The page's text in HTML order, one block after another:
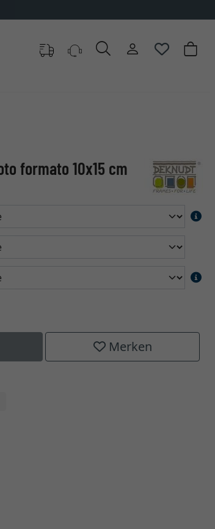
formato 10x15 cm
Merken